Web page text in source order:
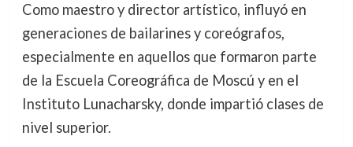
Como maestro y director artístico, influyó en
generaciones de bailarines y coreógrafos,
especialmente en aquellos que formaron parte
de la Escuela Coreográfica de Moscú y en el
Instituto Lunacharsky, donde impartió clases de
nivel superior.